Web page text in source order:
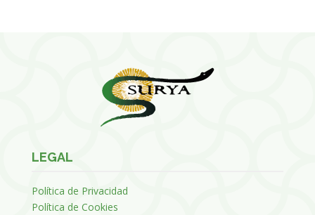
LEGAL
Política de Privacidad
Política de Cookies